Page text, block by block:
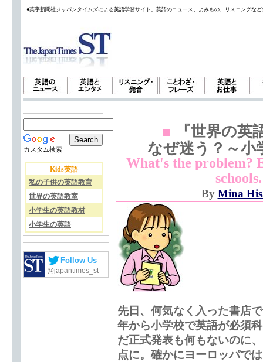
●英字新聞社ジャパンタイムズによる英語学習サイト。英語のニュース、よみもの、リスニングな
カスタム検索
Kids英語
私の子供の英語教育
世界の英語教室
小学生の英語教材
小学生の英語
Follow Us
@japantimes_st
■
『世界の
なぜ迷う？～小
What's the problem?
By Mina
先日、何気なく入った書店
年から小学校で英語が必須
だ正式発表も何もないのに
点に。確かにヨーロッパで